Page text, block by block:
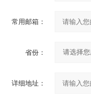
常用邮箱：
省份：
详细地址：